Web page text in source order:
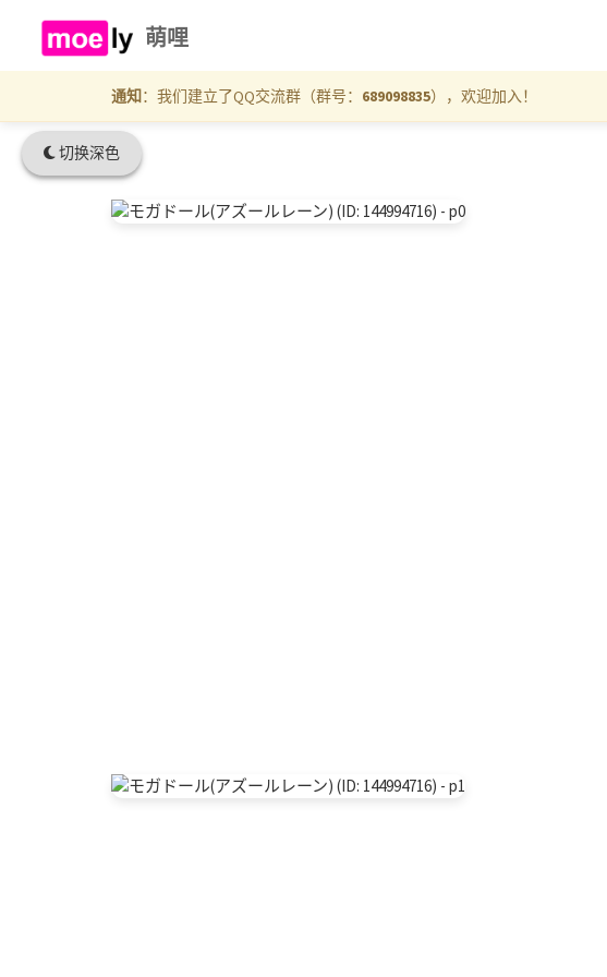
切换深色
萌哩
通知：我们建立了QQ交流群（群号： 689098835），欢迎加入！